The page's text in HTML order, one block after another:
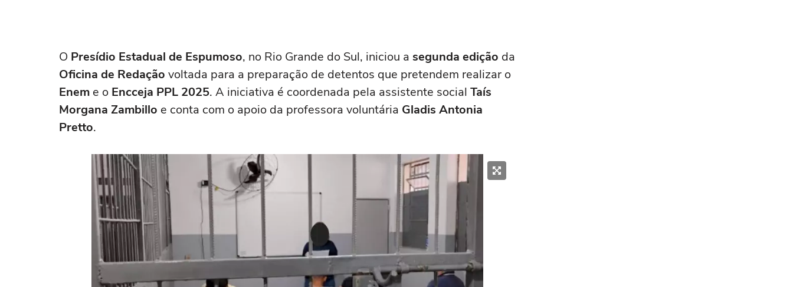
O Presídio Estadual de Espumoso, no Rio Grande do Sul, iniciou a segunda edição da
Oficina de Redação voltada para a preparação de detentos que pretendem realizar o
Enem e o Encceja PPL 2025. A iniciativa é coordenada pela assistente social Taís
Morgana Zambillo e conta com o apoio da professora voluntária Gladis Antonia
Pretto.